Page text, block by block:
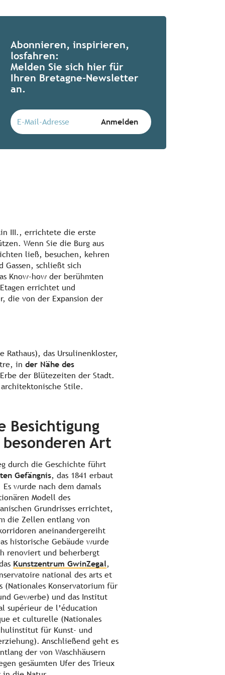
Abonnieren, inspirieren,
losfahren:
Melden Sie sich hier für
Ihren Bretagne-Newsletter
an.
III., errichtete die erste
Wenn Sie die Burg aus
ließ, besuchen, kehren
Gassen, schließt sich
Know-how der berühmten
errichtet und
die von der Expansion der
das Ursulinenkloster,
in der Nähe des
der Blütezeiten der Stadt.
Stile.
Besichtigung
Art
durch die Geschichte führt
Gefängnis, das 1841 erbaut
wurde nach dem damals
Modell des
Grundrisses errichtet,
die Zellen entlang von
aneinandergereiht
historische Gebäude wurde
renoviert und beherbergt
Kunstzentrum GwinZegal,
national des arts et
(Nationales Konservatorium für
Gewerbe) und das Institut
supérieur de l’éducation
et culturelle (Nationales
für Kunst- und
Anschließend geht es
der von Waschhäusern
gesäumten Ufer des Trieux